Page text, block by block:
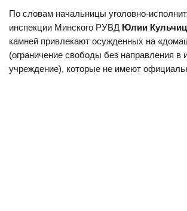
По словам начальницы уголовно-
инспекции Минского РУВД Юлии
камней привлекают осужденных на
(ограничение свободы без направления в
учреждение), которые не имеют